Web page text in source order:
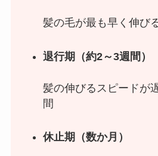
髪の毛が最も早く伸び
退行期（約2～3週間）
髪の伸びるスピードが
間
休止期（数か月）